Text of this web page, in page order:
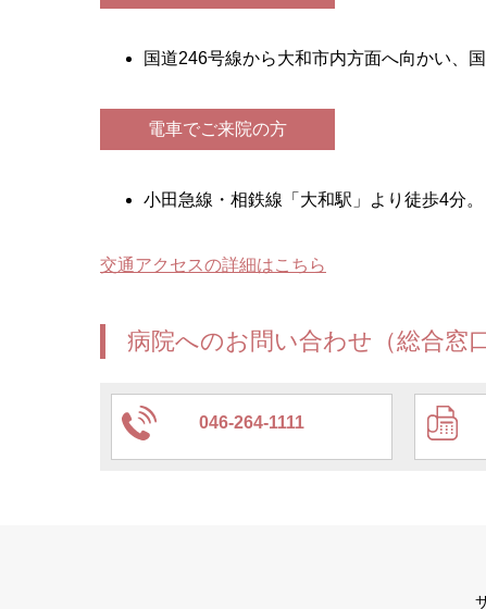
国道246号線から大和市内方面へ向かい、
電車でご来院の方
小田急線・相鉄線「大和駅」より徒歩4分。
交通アクセスの詳細はこちら
病院へのお問い合わせ（総合窓口
046-264-1111